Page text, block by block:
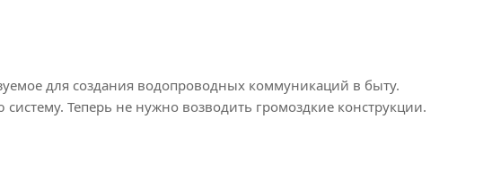
для создания водопроводных коммуникаций в быту.
Теперь не нужно возводить громоздкие конструкции.